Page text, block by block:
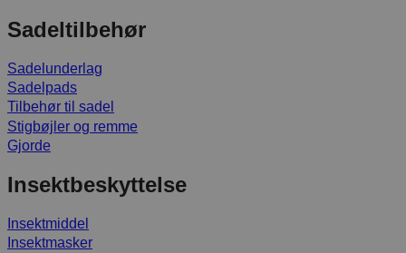
Sadeltilbehør
Sadelunderlag
Sadelpads
Tilbehør til sadel
Stigbøjler og remme
Gjorde
Insektbeskyttelse
Insektmiddel
Insektmasker